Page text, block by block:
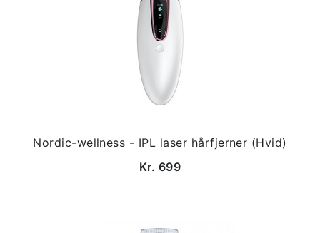
Nordic-wellness - IPL laser hårfjerner (Hvid)
Kr. 699